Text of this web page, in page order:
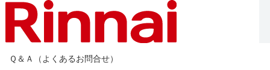
Ｑ＆Ａ（よくあるお問合せ）